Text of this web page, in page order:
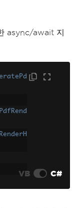
async/await 지
RenderH
VB C#